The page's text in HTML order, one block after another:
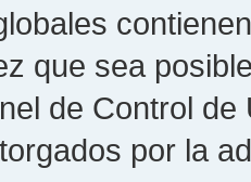
que sea
de Control
por la